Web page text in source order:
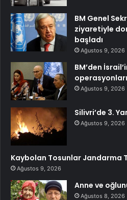
BM Genel
ziyaretiyle
başladı
Ağustos 9, 2026
BM’den
Ağustos 9, 2026
Silivri’de 3.
Ağustos 9, 2026
Kaybolan Tosunlar Jandarma
Ağustos 9, 2026
Anne ve
Ağustos 8, 2026